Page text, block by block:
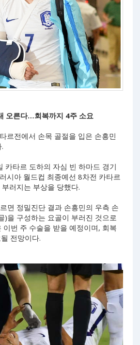
오른다…회복까지 4주 소요
르전에서 손목 골절을 입은 손흥민
카타르 도하의 자심 빈 하마드 경기
시아 월드컵 최종예선 8차전 카타르
러지는 부상을 당했다.
면 정밀진단 결과 손흥민의 우측 손
)을 구성하는 요골이 부러진 것으로
이번 주 수술을 받을 예정이며, 회복
전망이다.